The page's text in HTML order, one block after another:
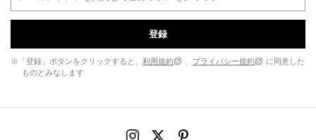
登録
※「登録」ボタンをクリックすると、 利用規約 、 プライバシー規約
に同意した
ものとみなします